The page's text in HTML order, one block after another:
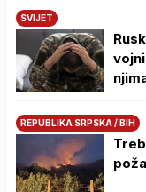
SVIJET
REPUBLIKA SRPSKA / BIH